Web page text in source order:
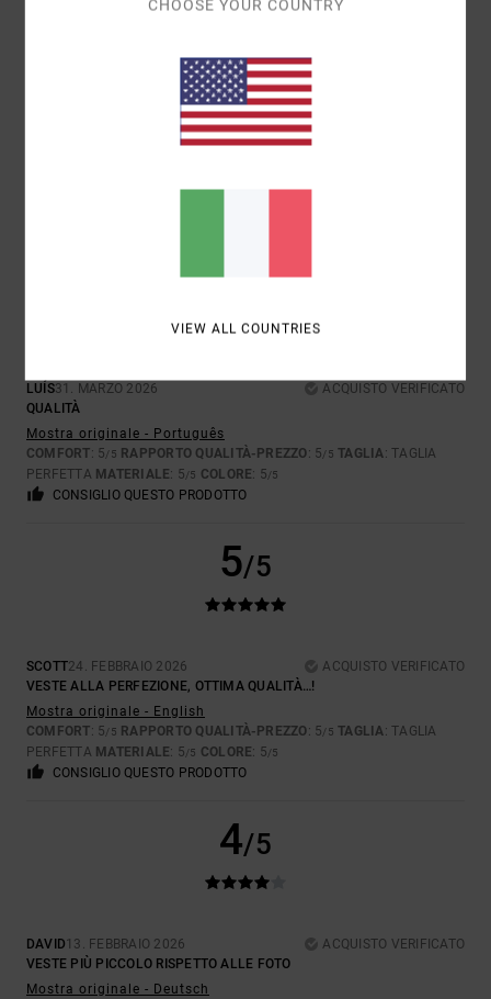
5
5 /5
LUÍS31. MARZO 2026
ACQUISTO VERIFICATO
QUALITÀ
Mostra originale - Português
COMFORT: 5/5 RAPPORTO QUALITÀ-PREZZO: 5/5 TAGLIA: TAGLIA
PERFETTA MATERIALE: 5/5 COLORE: 5/5
CONSIGLIO QUESTO PRODOTTO
5/5
SCOTT24. FEBBRAIO 2026
ACQUISTO VERIFICATO
VESTE ALLA PERFEZIONE, OTTIMA QUALITÀ…!
Mostra originale - English
COMFORT: 5/5 RAPPORTO QUALITÀ-PREZZO: 5/5 TAGLIA: TAGLIA
PERFETTA MATERIALE: 5/5 COLORE: 5/5
CONSIGLIO QUESTO PRODOTTO
4/5
DAVID13. FEBBRAIO 2026
ACQUISTO VERIFICATO
VESTE PIÙ PICCOLO RISPETTO ALLE FOTO
Mostra originale - Deutsch
CHOOSE YOUR COUNTRY
VIEW ALL COUNTRIES